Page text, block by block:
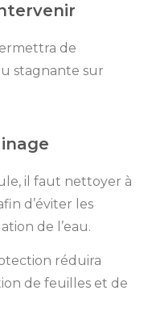
de
stagnante sur
il faut nettoyer à
d’éviter les
de l’eau.
réduira
de feuilles et de